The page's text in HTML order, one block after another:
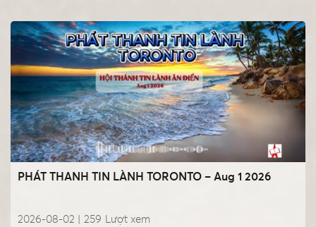
PHÁT THANH TIN LÀNH TORONTO – Aug 1 2026
2026-08-02 | Lượt xem
259